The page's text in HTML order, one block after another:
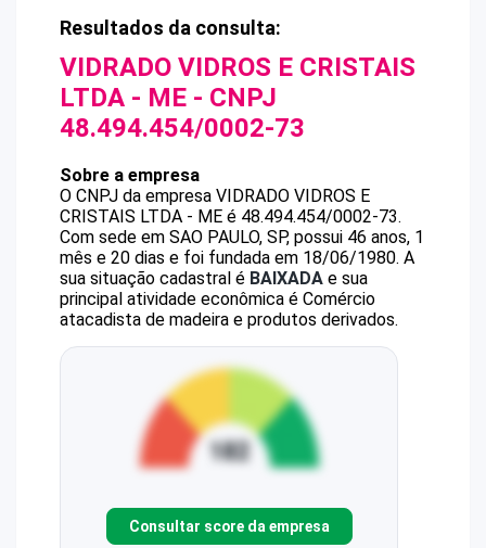
Resultados da consulta:
VIDRADO VIDROS E CRISTAIS
LTDA - ME - CNPJ
48.494.454/0002-73
Sobre a empresa
O CNPJ da empresa VIDRADO VIDROS E
CRISTAIS LTDA - ME é 48.494.454/0002-73.
Com sede em SAO PAULO, SP, possui 46 anos, 1
mês e 20 dias e foi fundada em 18/06/1980. A
sua situação cadastral é BAIXADA e sua
principal atividade econômica é Comércio
atacadista de madeira e produtos derivados.
Consultar score da empresa